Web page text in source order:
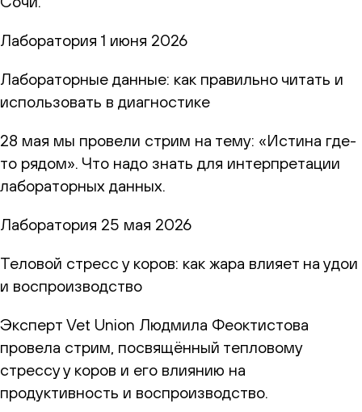
Лаборатория 1 июня 2026
Лабораторные данные: как правильно читать и
использовать в диагностике
28 мая мы провели стрим на тему: «Истина где-
то рядом». Что надо знать для интерпретации
лабораторных данных.
Лаборатория 25 мая 2026
Теловой стресс у коров: как жара влияет на удои
и воспроизводство
Эксперт Vet Union Людмила Феоктистова
провела стрим, посвящённый тепловому
стрессу у коров и его влиянию на
продуктивность и воспроизводство.